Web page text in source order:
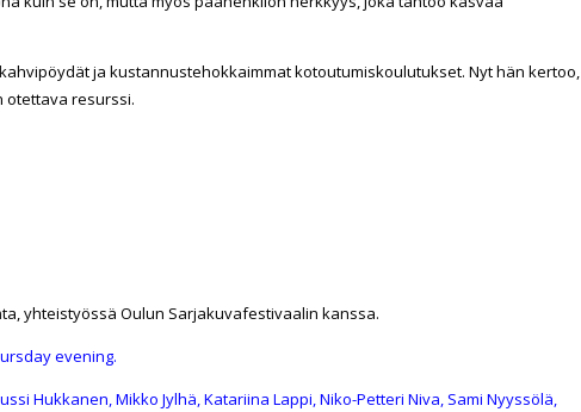
ja kustannustehokkaimmat kotoutumiskoulutukset. Nyt hän kertoo,
otettava resurssi.
yhteistyössä Oulun Sarjakuvafestivaalin kanssa.
evening.
Hukkanen,Mikko Jylhä,Katariina Lappi,Niko-Petteri Niva, Sami Nyyssölä,